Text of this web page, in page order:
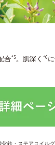
合*5。肌深く *6
鉄・ステアロイル